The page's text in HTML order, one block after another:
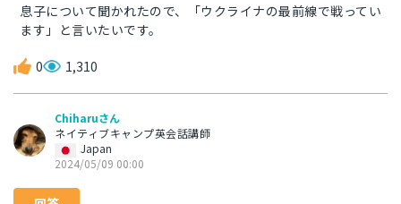
息子について聞かれたので、「ウクライナの最前線で戦ってい
ます」と言いたいです。
0 1,310
Chiharuさん
ネイティブキャンプ英会話講師
Japan
2024/05/09 00:00